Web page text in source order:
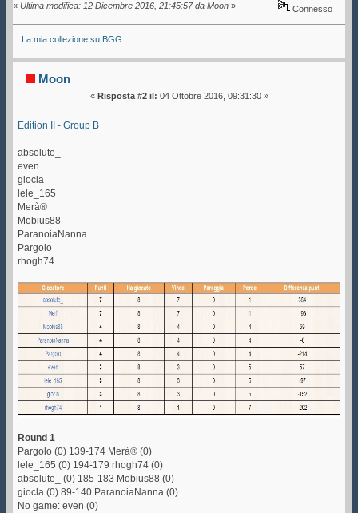
« Ultima modifica: 12 Dicembre 2016, 21:45:57 da Moon » Connesso
La mia collezione su BGG
Moon
« Risposta #2 il: 04 Ottobre 2016, 09:31:30 »
Edition II - Group B
absolute_
even
giocla
lele_165
Merà®
Mobius88
ParanoiaNanna
Pargolo
rhogh74
Round 1
Pargolo (0) 139-174 Merà® (0)
lele_165 (0) 194-179 rhogh74 (0)
absolute_ (0) 185-183 Mobius88 (0)
giocla (0) 89-140 ParanoiaNanna (0)
No game: even (0)